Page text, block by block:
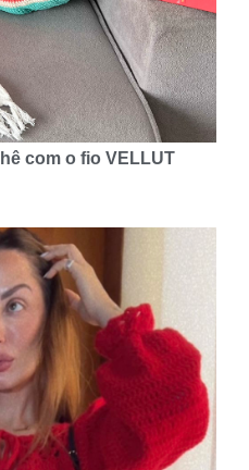
com o fio VELLUT